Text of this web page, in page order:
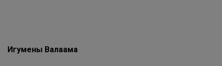
Игумены Валаама